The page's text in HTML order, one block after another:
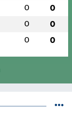
0 0
0 0
0 0